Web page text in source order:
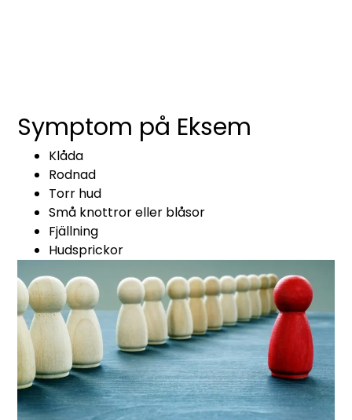
Symptom på Eksem
Klåda
Rodnad
Torr hud
Små knottror eller blåsor
Fjällning
Hudsprickor